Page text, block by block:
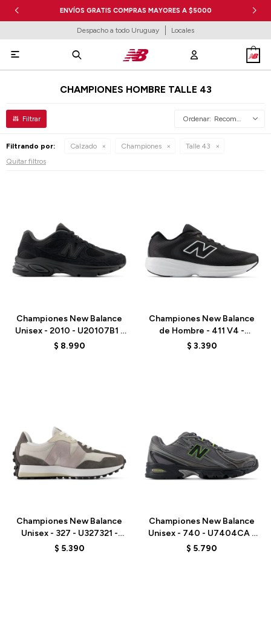
ENVÍOS GRATIS COMPRAS MAYORES A $5000
Despacho a todo Uruguay Locales

CHAMPIONES HOMBRE TALLE 43
Recomendados
Filtrando por: Calzado Championes
Talle 43
Quitar filtros
Championes New Balance
Unisex - 2010 - U20107B1 -
BLACK
$ 8.990
Championes New Balance
de Hombre - 411 V4 -
M4114SQ - BLACK
$ 3.390
Championes New Balance
Unisex - 327 - U327321 -
GREY
$ 5.390
Championes New Balance
Unisex - 740 - U7404CA -
GREY
$ 5.790